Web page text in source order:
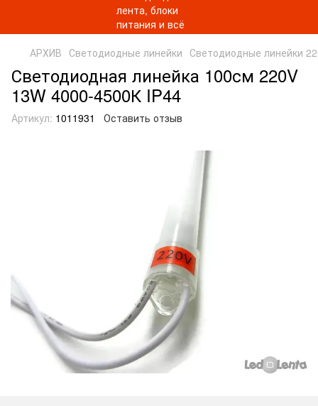
АРХИВ Светодиодные линейки Светодиодные линейки
Светодиодная линейка 100см 220V
13W 4000-4500К IP44
Артикул: 1011931 Оставить отзыв